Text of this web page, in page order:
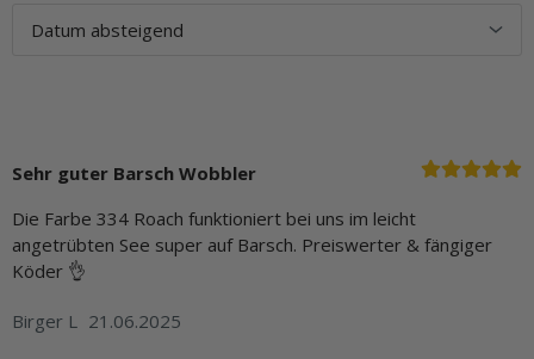
Sehr guter Barsch Wobbler
Die Farbe 334 Roach funktioniert bei uns im leicht
angetrübten See super auf Barsch. Preiswerter & fängiger
Köder 👌
Birger L 21.06.2025